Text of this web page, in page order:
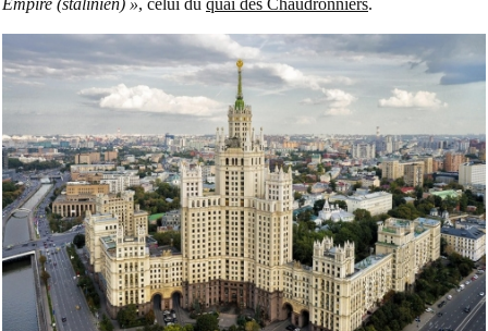
Empire (stalinien) », celui du quai des Chaudronniers.